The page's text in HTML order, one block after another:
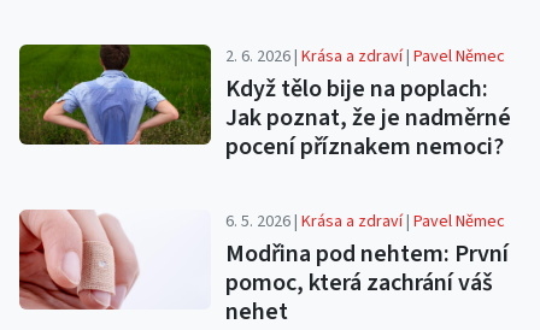
2. 6. 2026 |Krása a zdraví|Pavel Němec
Když tělo bije na poplach:
Jak poznat, že je nadměrné
pocení příznakem nemoci?
6. 5. 2026 |Krása a zdraví|Pavel Němec
Modřina pod nehtem: První
pomoc, která zachrání váš
nehet